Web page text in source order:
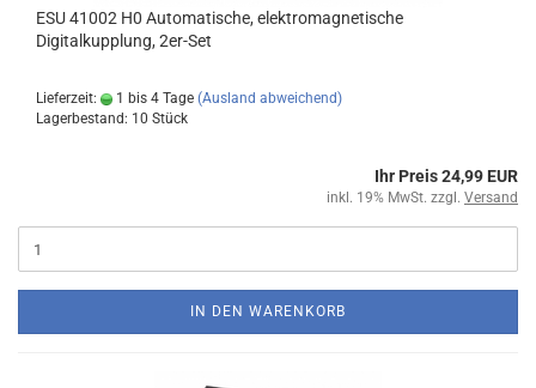
ESU 41002 H0 Automatische, elektromagnetische
Digitalkupplung, 2er-Set
Lieferzeit: 1 bis 4 Tage (Ausland abweichend)
Lagerbestand: 10 Stück
Ihr Preis 24,99 EUR
inkl. 19% MwSt. zzgl. Versand
IN DEN WARENKORB